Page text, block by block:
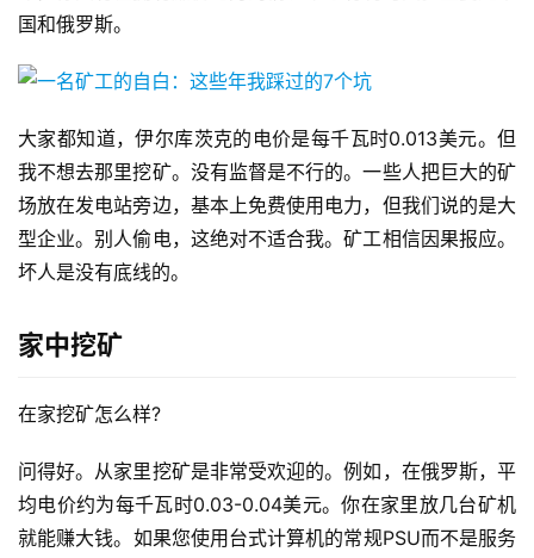
国和俄罗斯。
大家都知道，伊尔库茨克的电价是每千瓦时0.013美元。但
我不想去那里挖矿。没有监督是不行的。一些人把巨大的矿
场放在发电站旁边，基本上免费使用电力，但我们说的是大
型企业。别人偷电，这绝对不适合我。矿工相信因果报应。
坏人是没有底线的。
家中挖矿
在家挖矿怎么样?
问得好。从家里挖矿是非常受欢迎的。例如，在俄罗斯，平
均电价约为每千瓦时0.03-0.04美元。你在家里放几台矿机
就能赚大钱。如果您使用台式计算机的常规PSU而不是服务